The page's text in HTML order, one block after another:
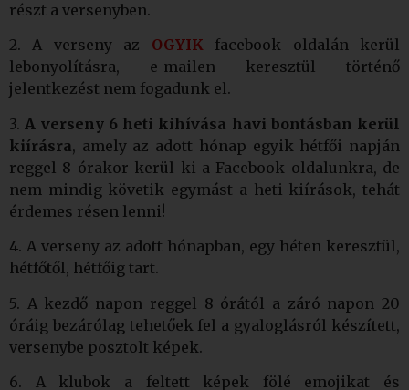
részt a versenyben.
2. A verseny az OGYIKfacebook oldalán kerül
lebonyolításra, e-mailen keresztül történő
jelentkezést nem fogadunk el.
3. A verseny 6 heti kihívása havi bontásban kerül
kiírásra, amely az adott hónap egyik hétfői napján
reggel 8 órakor kerül ki a Facebook oldalunkra, de
nem mindig követik egymást a heti kiírások, tehát
érdemes résen lenni!
4. A verseny az adott hónapban, egy héten keresztül,
hétfőtől, hétfőig tart.
5. A kezdő napon reggel 8 órától a záró napon 20
óráig bezárólag tehetőek fel a gyaloglásról készített,
versenybe posztolt képek.
6. A klubok a feltett képek fölé emojikat és